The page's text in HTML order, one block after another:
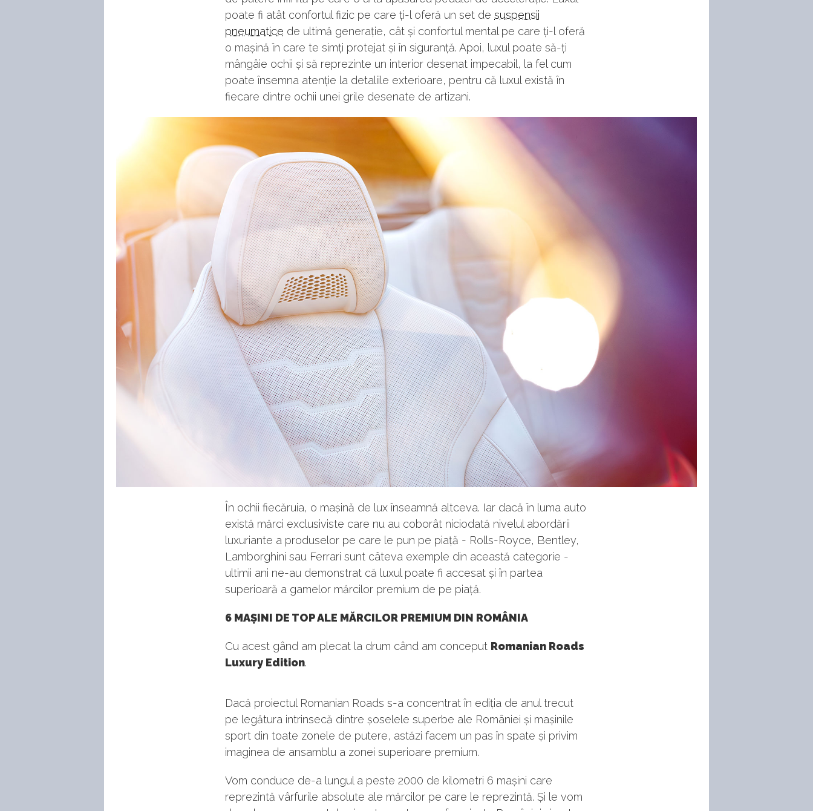
poate fi atât confortul fizic pe care ți-l oferă un set de suspensii
pneumatice de ultimă generație, cât și confortul mental pe care ți-l oferă
o mașină în care te simți protejat și în siguranță. Apoi, luxul poate să-ți
mângâie ochii și să reprezinte un interior desenat impecabil, la fel cum
poate însemna atenție la detaliile exterioare, pentru că luxul există în
fiecare dintre ochii unei grile desenate de artizani.
În ochii fiecăruia, o mașină de lux înseamnă altceva. Iar dacă în luma auto
există mărci exclusiviste care nu au coborât niciodată nivelul abordării
luxuriante a produselor pe care le pun pe piață - Rolls-Royce, Bentley,
Lamborghini sau Ferrari sunt câteva exemple din această categorie -
ultimii ani ne-au demonstrat că luxul poate fi accesat și în partea
superioară a gamelor mărcilor premium de pe piață.
6 MAȘINI DE TOP ALE MĂRCILOR PREMIUM DIN ROMÂNIA
Cu acest gând am plecat la drum când am conceput Romanian Roads
Luxury Edition.
Dacă proiectul Romanian Roads s-a concentrat în ediția de anul trecut
pe legătura intrinsecă dintre șoselele superbe ale României și mașinile
sport din toate zonele de putere, astăzi facem un pas în spate și privim
imaginea de ansamblu a zonei superioare premium.
Vom conduce de-a lungul a peste 2000 de kilometri 6 mașini care
reprezintă vârfurile absolute ale mărcilor pe care le reprezintă. Și le vom